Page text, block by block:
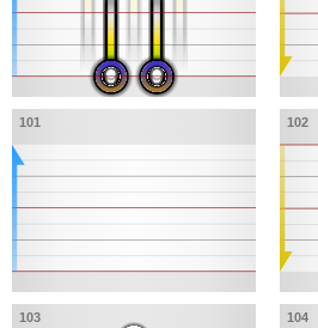
101 102
103 104